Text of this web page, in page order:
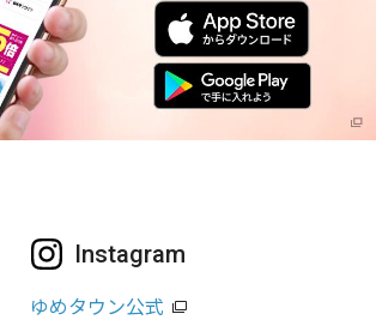
Instagram
ゆめタウン公式